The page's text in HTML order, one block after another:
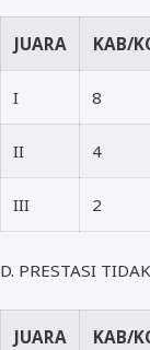
JUARA KAB/
I 8
II 4
III 2
D. PRESTASI
JUARA KAB/